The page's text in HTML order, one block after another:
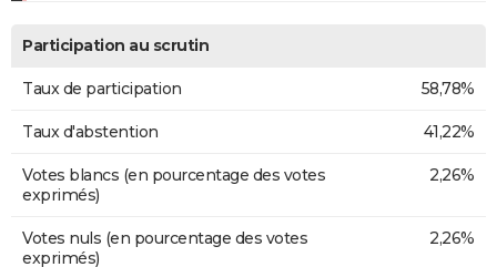
Participation au scrutin
Taux de participation 58,78%
Taux d'abstention 41,22%
Votes blancs (en pourcentage des votes
exprimés)
2,26%
Votes nuls (en pourcentage des votes
exprimés)
2,26%